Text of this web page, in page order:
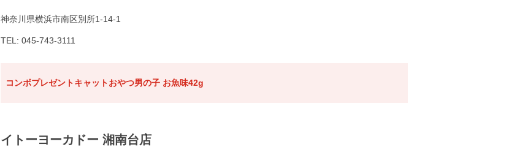
神奈川県横浜市南区別所1-14-1
TEL: 045-743-3111
コンボプレゼントキャットおやつ男の子 お魚味42g
イトーヨーカドー 湘南台店